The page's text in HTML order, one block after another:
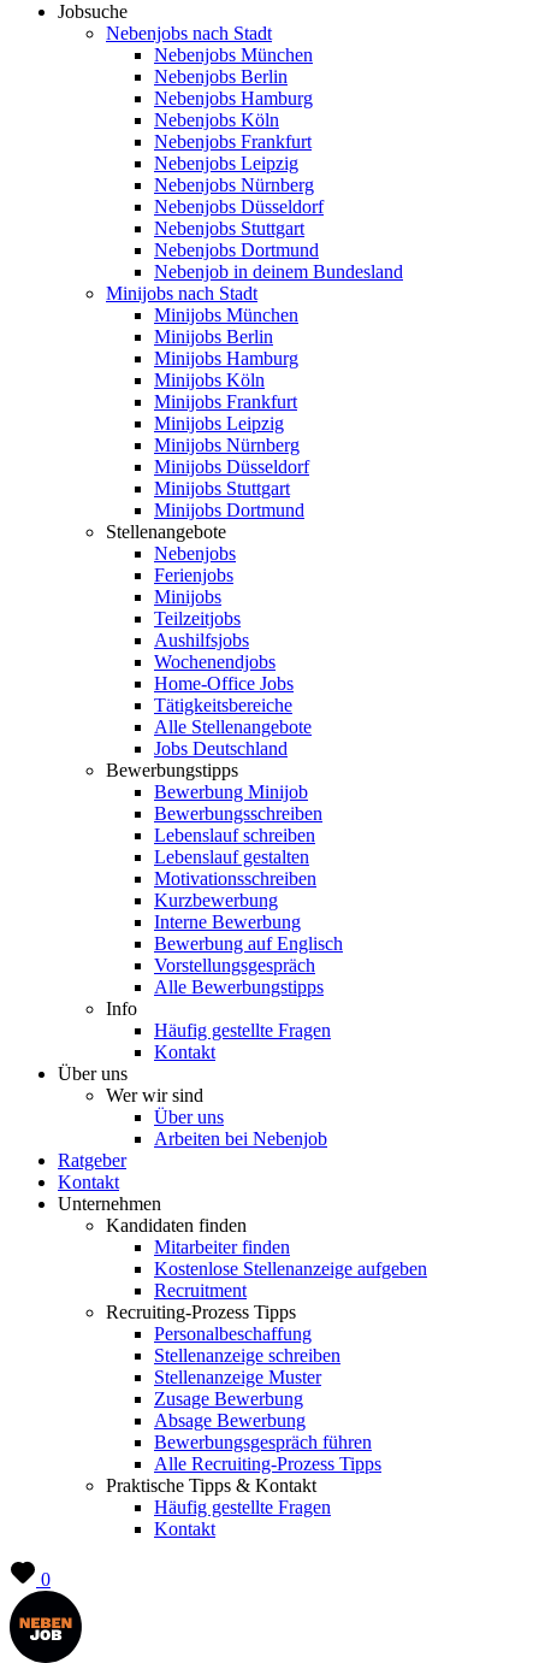
Jobsuche
Nebenjobs nach Stadt
Nebenjobs München
Nebenjobs Berlin
Nebenjobs Hamburg
Nebenjobs Köln
Nebenjobs Frankfurt
Nebenjobs Leipzig
Nebenjobs Nürnberg
Nebenjobs Düsseldorf
Nebenjobs Stuttgart
Nebenjobs Dortmund
Nebenjob in deinem Bundesland
Minijobs nach Stadt
Minijobs München
Minijobs Berlin
Minijobs Hamburg
Minijobs Köln
Minijobs Frankfurt
Minijobs Leipzig
Minijobs Nürnberg
Minijobs Düsseldorf
Minijobs Stuttgart
Minijobs Dortmund
Stellenangebote
Nebenjobs
Ferienjobs
Minijobs
Teilzeitjobs
Aushilfsjobs
Wochenendjobs
Home-Office Jobs
Tätigkeitsbereiche
Alle Stellenangebote
Jobs Deutschland
Bewerbungstipps
Bewerbung Minijob
Bewerbungsschreiben
Lebenslauf schreiben
Lebenslauf gestalten
Motivationsschreiben
Kurzbewerbung
Interne Bewerbung
Bewerbung auf Englisch
Vorstellungsgespräch
Alle Bewerbungstipps
Info
Häufig gestellte Fragen
Kontakt
Über uns
Wer wir sind
Über uns
Arbeiten bei Nebenjob
Ratgeber
Kontakt
Unternehmen
Kandidaten finden
Mitarbeiter finden
Kostenlose Stellenanzeige aufgeben
Recruitment
Recruiting-Prozess Tipps
Personalbeschaffung
Stellenanzeige schreiben
Stellenanzeige Muster
Zusage Bewerbung
Absage Bewerbung
Bewerbungsgespräch führen
Alle Recruiting-Prozess Tipps
Praktische Tipps & Kontakt
Häufig gestellte Fragen
Kontakt
0